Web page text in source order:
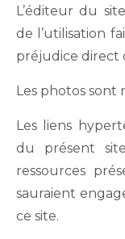
L’éditeur du
de l’utilisation
préjudice direct
Les photos sont
Les liens
du présent
ressources
sauraient
ce site.